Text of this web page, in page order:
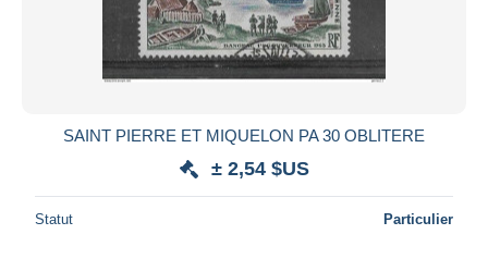
SAINT PIERRE ET MIQUELON PA 30 OBLITERE
± 2,54 $US
Statut Particulier